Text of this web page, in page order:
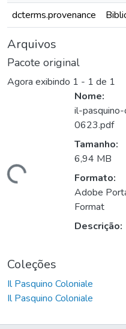
dcterms.provenance
Arquivos
Pacote original
Agora exibindo 1 - 1 de 1
Nome:
il-
0623.pdf
Tamanho:
6,94 MB
Formato:
Adobe
Format
Descrição:
Coleções
Il Pasquino Coloniale
Il Pasquino Coloniale